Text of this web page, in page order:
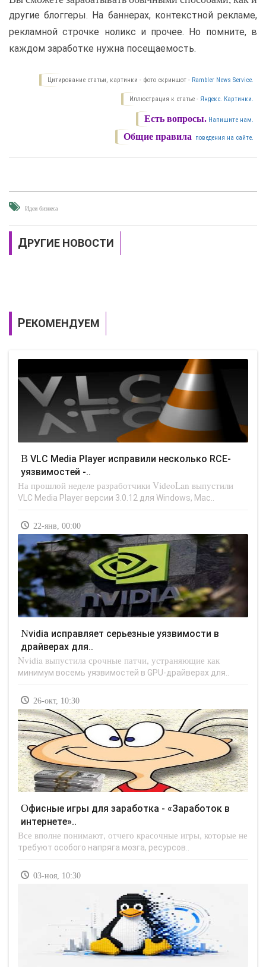
другие блоггеры. На баннерах, контекстной рекламе,
рекламной строчке ноликс и прочее. Но помните, в
каждом заработке нужна посещаемость.
Цитирование статьи, картинки - фото скриншот - Rambler News Service.
Иллюстрация к статье - Яндекс. Картинки.
Есть вопросы. Напишите нам.
Общие правила поведения на сайте.
Идеи бизнеса
ДРУГИЕ НОВОСТИ
РЕКОМЕНДУЕМ
В VLC Media Player исправили несколько RCE-
уязвимостей -..
На прошлой неделе разработчики VideoLan выпустили
VLC Media Player версии 3.0.12 для Windows, Mac..
22-янв, 00:00
Nvidia исправляет серьезные уязвимости в
драйверах для..
Nvidia выпустила срочные патчи, устраняющие как
минимум восемь уязвимостей в GPU-драйверах для..
26-окт, 10:30
Офисные игры для заработка - «Заработок в
интернете»..
Все вполне понимают, отчего красочные игры, которые не
требуют особого напряга мозга, ресурсов..
03-ноя, 10:30